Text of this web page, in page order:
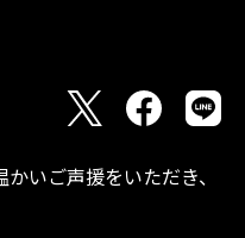
いご声援をいただき、